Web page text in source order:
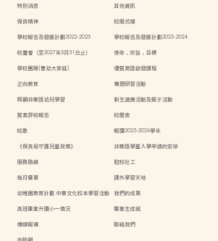
特別消息
其他資訊
保良精神
校服式樣
學校報告及發展計劃2022-2023
學校報告及發展計劃2023-2024
校董會（至2027年3月31日止）
使命、宗旨、目標
學校團隊(曹幼大家庭)
優質英語啟發課程
正向教育
專題研習活動
照顧非華語幼兒學習
新生適應活動及親子活動
質素評核報告
校曆表
校歌
報讀2025-2026學年
《保良局守護兒童政策》
非華語學童入學申請的安排
服務路線
駐校社工
每月餐單
課外學習天地
幼稚園教育計劃 中華文化校本學習活動
我們的成果
高班畢業升讀小一情況
畢業生成就
傳媒報導
聯絡我們